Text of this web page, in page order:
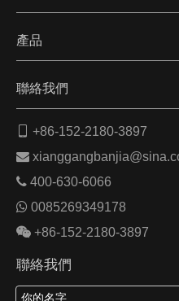
產品
聯絡我們
+86-152-2180-3897

 400-630-6066
 0085269349178
 +86-152-2180-3897
聯絡我們